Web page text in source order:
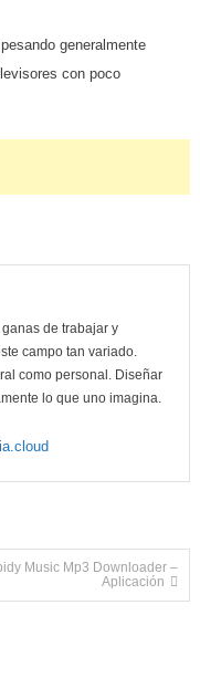
generalmente
con poco
de trabajar y
campo tan variado.
como personal. Diseñar
lo que uno imagina.
Music Mp3 Downloader –
Aplicación